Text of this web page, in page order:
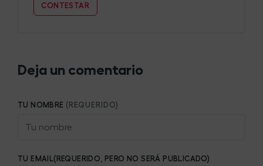
CONTESTAR
Deja un comentario
TU NOMBRE (REQUERIDO)
TU EMAIL(REQUERIDO, PERO NO SERÁ PUBLICADO)